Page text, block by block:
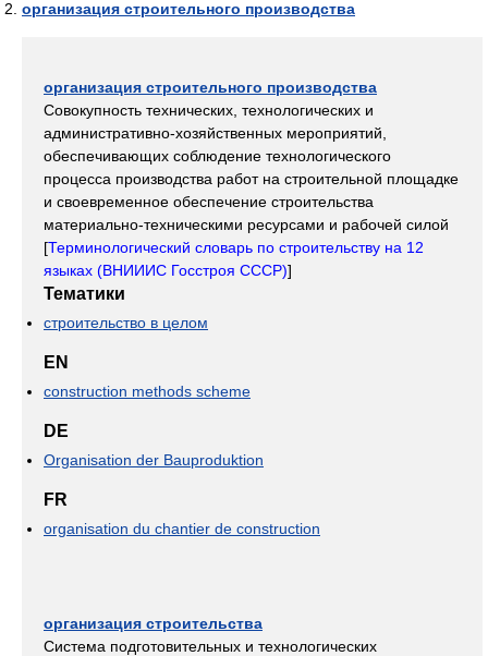
организация строительного производства
организация строительного производства
Совокупность технических, технологических и
административно-хозяйственных мероприятий,
обеспечивающих соблюдение технологического
процесса производства работ на строительной площадке
и своевременное обеспечение строительства
материально-техническими ресурсами и рабочей силой
[Терминологический словарь по строительству на 12
языках (ВНИИИС Госстроя СССР)]
Тематики
строительство в целом
EN
construction methods scheme
DE
Organisation der Bauproduktion
FR
organisation du chantier de construction
организация строительства
Система подготовительных и технологических